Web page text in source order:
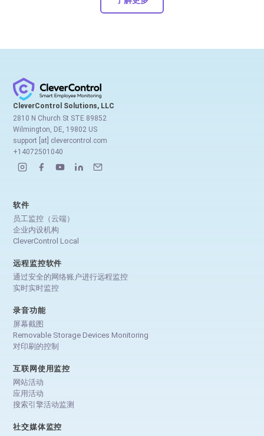
CleverControl Solutions, LLC
2810 N Church St STE 89852
Wilmington, DE, 19802 US
support [at] clevercontrol.com
+14072501040
软件
员工监控（云端）
企业内设机构
CleverControl Local
远程监控软件
通过安全的网络账户进行远程监控
实时实时监控
录音功能
屏幕截图
Removable Storage Devices Monitoring
对印刷的控制
互联网使用监控
网站活动
应用活动
搜索引擎活动监测
社交媒体监控